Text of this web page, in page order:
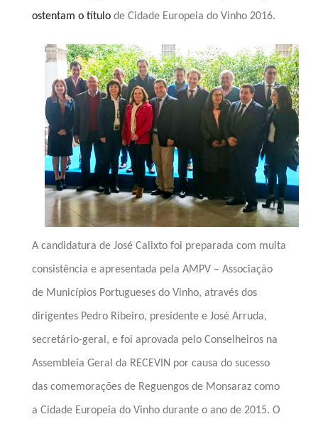
ostentam o títulode Cidade Europeia do Vinho 2016.
A candidatura de José Calixto foi preparada com muita
consistência e apresentada pela AMPV – Associação
de Municípios Portugueses do Vinho, através dos
dirigentes Pedro Ribeiro, presidente e José Arruda,
secretário-geral, e foi aprovada pelo Conselheiros na
Assembleia Geral da RECEVIN por causa do sucesso
das comemorações de Reguengos de Monsaraz como
a Cidade Europeia do Vinho durante o ano de 2015. O